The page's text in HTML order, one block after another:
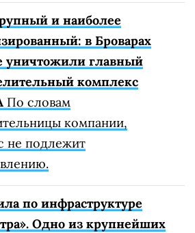
и наиболее
в Броварах
уничтожили главный
комплекс
По словам
компании,
не подлежит
по инфраструктуре
Одно из крупнейших